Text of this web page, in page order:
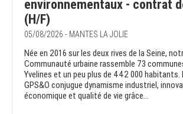
environnementaux - contrat
(H/F)
05/08/2026 - MANTES LA JOLIE
Née en 2016 sur les deux rives de la Seine,
Communauté urbaine rassemble 73
Yvelines et un peu plus de 442 000 habitants.
GPS&O conjugue dynamisme industriel,
économique et qualité de vie grâce...